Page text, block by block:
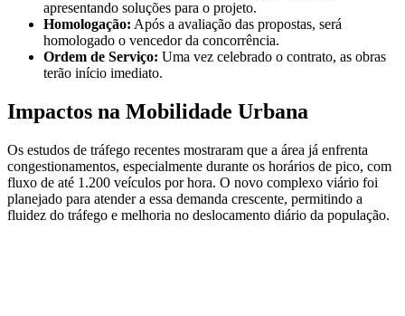
apresentando soluções para o projeto.
Homologação: Após a avaliação das propostas, será
homologado o vencedor da concorrência.
Ordem de Serviço: Uma vez celebrado o contrato, as obras
terão início imediato.
Impactos na Mobilidade Urbana
Os estudos de tráfego recentes mostraram que a área já enfrenta
congestionamentos, especialmente durante os horários de pico, com
fluxo de até 1.200 veículos por hora. O novo complexo viário foi
planejado para atender a essa demanda crescente, permitindo a
fluidez do tráfego e melhoria no deslocamento diário da população.